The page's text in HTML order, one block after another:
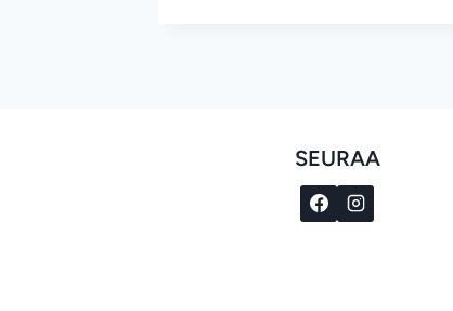
PARHAITEN,
MITOITUS
SEURAA